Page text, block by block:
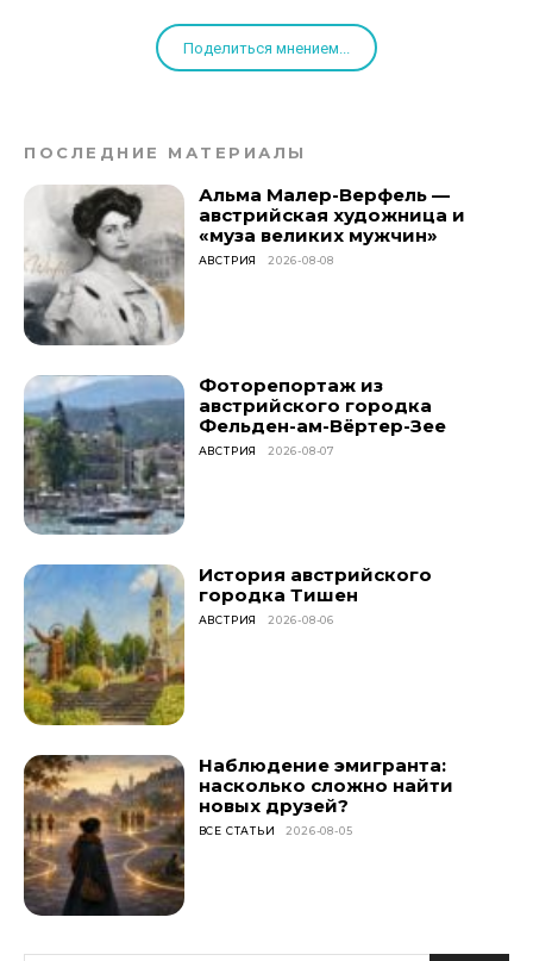
Поделиться мнением...
ПОСЛЕДНИЕ МАТЕРИАЛЫ
Альма Малер-Верфель —
австрийская художница и
«муза великих мужчин»
АВСТРИЯ 2026-08-08
Фоторепортаж из
австрийского городка
Фельден-ам-Вёртер-Зее
АВСТРИЯ 2026-08-07
История австрийского
городка Тишен
АВСТРИЯ 2026-08-06
Наблюдение эмигранта:
насколько сложно найти
новых друзей?
ВСЕ СТАТЬИ 2026-08-05